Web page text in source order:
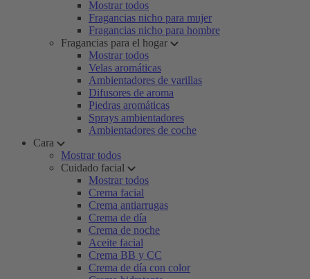
Mostrar todos
Fragancias nicho para mujer
Fragancias nicho para hombre
Fragancias para el hogar
Mostrar todos
Velas aromáticas
Ambientadores de varillas
Difusores de aroma
Piedras aromáticas
Sprays ambientadores
Ambientadores de coche
Cara
Mostrar todos
Cuidado facial
Mostrar todos
Crema facial
Crema antiarrugas
Crema de día
Crema de noche
Aceite facial
Crema BB y CC
Crema de día con color